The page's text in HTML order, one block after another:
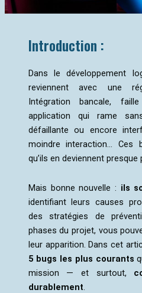
Introduction :
Dans le développement
reviennent avec une
Intégration bancale,
application qui rame
défaillante ou encore
moindre interaction… Ces
qu’ils en deviennent presque
Mais bonne nouvelle : ils
identifiant leurs causes
des stratégies de
phases du projet, vous
leur apparition. Dans cet
5 bugs les plus courants
mission — et surtout,
durablement.